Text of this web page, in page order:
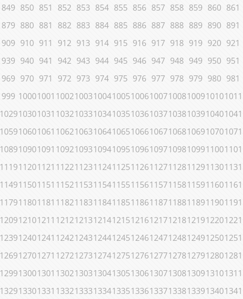
849 850 851 852 853 854 855 856 857 858 859 860 861
879 880 881 882 883 884 885 886 887 888 889 890 891
909 910 911 912 913 914 915 916 917 918 919 920 921
939 940 941 942 943 944 945 946 947 948 949 950 951
969 970 971 972 973 974 975 976 977 978 979 980 981
999 10001001 1002100310041005100610071008100910101011
102910301031 1032103310341035103610371038103910401041
105910601061 1062106310641065106610671068106910701071
108910901091 1092109310941095109610971098109911001101
111911201121 1122112311241125112611271128112911301131
114911501151 1152115311541155115611571158115911601161
117911801181 1182118311841185118611871188118911901191
120912101211 1212121312141215121612171218121912201221
123912401241 1242124312441245124612471248124912501251
126912701271 1272127312741275127612771278127912801281
129913001301 1302130313041305130613071308130913101311
132913301331 1332133313341335133613371338133913401341